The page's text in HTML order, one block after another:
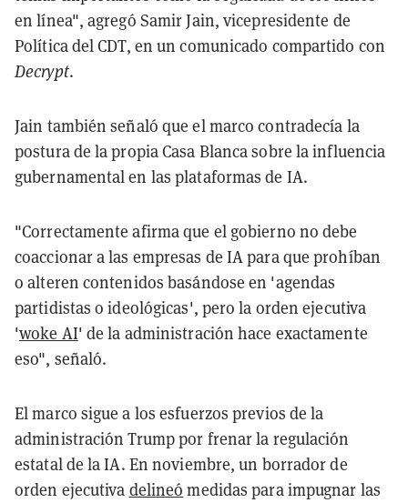
en línea", agregó Samir Jain, vicepresidente de
Política del CDT, en un comunicado compartido con
Decrypt.
Jain también señaló que el marco contradecía la
postura de la propia Casa Blanca sobre la influencia
gubernamental en las plataformas de IA.
"Correctamente afirma que el gobierno no debe
coaccionar a las empresas de IA para que prohíban
o alteren contenidos basándose en 'agendas
partidistas o ideológicas', pero la orden ejecutiva
'woke AI' de la administración hace exactamente
eso", señaló.
El marco sigue a los esfuerzos previos de la
administración Trump por frenar la regulación
estatal de la IA. En noviembre, un borrador de
orden ejecutiva delineó medidas para impugnar las